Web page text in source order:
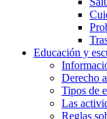
Educación y
Derecho
Tipos de
Las
Reglas